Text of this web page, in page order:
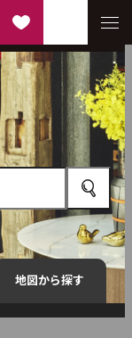
地図から探す